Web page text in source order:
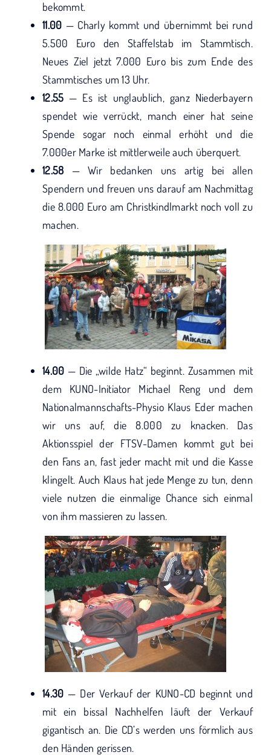
bekommt.
11.00 — Charly kommt und übernimmt bei rund
5.500 Euro den Staffelstab im Stammtisch.
Neues Ziel jetzt 7.000 Euro bis zum Ende des
Stammtisches um 13 Uhr.
12.55 — Es ist unglaublich, ganz Niederbayern
spendet wie verrückt, manch einer hat seine
Spende sogar noch einmal erhöht und die
7.000er Marke ist mittlerweile auch überquert.
12.58 — Wir bedanken uns artig bei allen
Spendern und freuen uns darauf am Nachmittag
die 8.000 Euro am Christkindlmarkt noch voll zu
machen.
14.00 — Die „wilde Hatz“ beginnt. Zusammen mit
dem KUNO-Initiator Michael Reng und dem
Nationalmannschafts-Physio Klaus Eder machen
wir uns auf, die 8.000 zu knacken. Das
Aktionsspiel der FTSV-Damen kommt gut bei
den Fans an, fast jeder macht mit und die Kasse
klingelt. Auch Klaus hat jede Menge zu tun, denn
viele nutzen die einmalige Chance sich einmal
von ihm massieren zu lassen.
14.30 — Der Verkauf der KUNO-CD beginnt und
mit ein bissal Nachhelfen läuft der Verkauf
gigantisch an. Die CD’s werden uns förmlich aus
den Händen gerissen.